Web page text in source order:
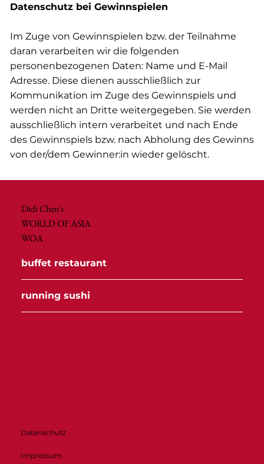
Datenschutz bei Gewinnspielen
Im Zuge von Gewinnspielen bzw. der Teilnahme
daran verarbeiten wir die folgenden
personenbezogenen Daten: Name und E-Mail
Adresse. Diese dienen ausschließlich zur
Kommunikation im Zuge des Gewinnspiels und
werden nicht an Dritte weitergegeben. Sie werden
ausschließlich intern verarbeitet und nach Ende
des Gewinnspiels bzw. nach Abholung des Gewinns
von der/dem Gewinner:in wieder gelöscht.
buffet restaurant
running sushi
Didi Chen's
WORLD OF ASIA
WOA
Impressum
Datenschutz